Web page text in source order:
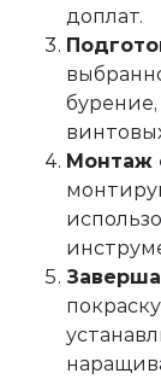
доплат.
Монтаж